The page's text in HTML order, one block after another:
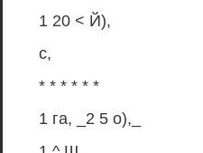
1 20 < Й),
с,
* * * * * *
1 га, _2 5 о),_